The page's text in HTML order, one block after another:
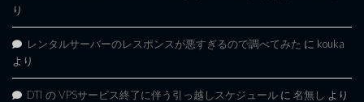
り
レンタルサーバーのレスポンスが悪すぎるので調べてみた に kouka
より
DTI の VPSサービス終了に伴う引っ越しスケジュール に 名無し より